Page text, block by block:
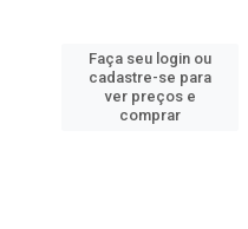
Faça seu login ou
cadastre-se para
ver preços e
comprar